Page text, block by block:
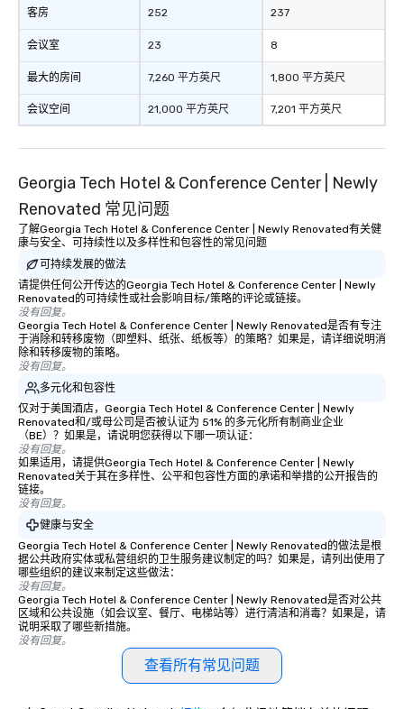
客房
会议室
最大的房间
会议空间
252
23
7,260 平方英尺
21,000 平方英尺
237
8
1,800 平方英尺
7,201 平方英尺
Georgia Tech Hotel & Conference Center | Newly
Renovated 常见问题
了解Georgia Tech Hotel & Conference Center | Newly Renovated有关健
康与安全、可持续性以及多样性和包容性的常见问题
可持续发展的做法
请提供任何公开传达的Georgia Tech Hotel & Conference Center | Newly
Renovated的可持续性或社会影响目标/策略的评论或链接。
没有回复。
Georgia Tech Hotel & Conference Center | Newly Renovated是否有专注
于消除和转移废物（即塑料、纸张、纸板等）的策略？如果是，请详细说明消
除和转移废物的策略。
没有回复。
多元化和包容性
仅对于美国酒店，Georgia Tech Hotel & Conference Center | Newly
Renovated和/或母公司是否被认证为 51% 的多元化所有制商业企业
（BE）？如果是，请说明您获得以下哪一项认证：
没有回复。
如果适用，请提供Georgia Tech Hotel & Conference Center | Newly
Renovated关于其在多样性、公平和包容性方面的承诺和举措的公开报告的
链接。
没有回复。
健康与安全
Georgia Tech Hotel & Conference Center | Newly Renovated的做法是根
据公共政府实体或私营组织的卫生服务建议制定的吗？如果是，请列出使用了
哪些组织的建议来制定这些做法：
没有回复。
Georgia Tech Hotel & Conference Center | Newly Renovated是否对公共
区域和公共设施（如会议室、餐厅、电梯站等）进行清洁和消毒？如果是，请
说明采取了哪些新措施。
没有回复。
查看所有常见问题